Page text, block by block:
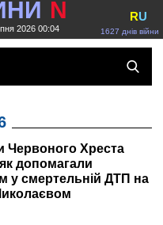
N
2026 00:04 1627 днів війни
RU
Червоного Хреста
допомагали
у смертельній ДТП на